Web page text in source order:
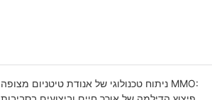
ניתוח טכנולוגי של אנודת טיטניום מצופה MMO: